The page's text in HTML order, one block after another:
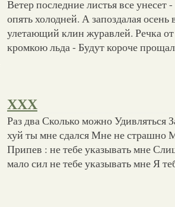
Ветер последние листья все унесет
опять холодней. А запоздалая осень
улетающий клин журавлей. Речка
кромкою льда - Будут короче
XXX
Раз два Сколько можно Удивляться
хуй ты мне сдался Мне не страшно
Припев : не тебе указывать мне
мало сил не тебе указывать мне Я